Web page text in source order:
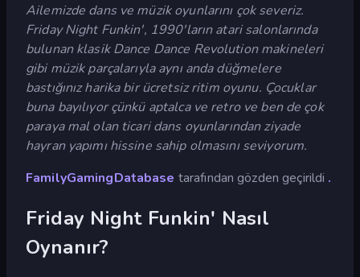
Ailemizde dans ve müzik oyunlarını çok severiz.
Friday Night Funkin', 1990'ların atari salonlarında
bulunan klasik Dance Dance Revolution makineleri
gibi müzik parçalarıyla aynı anda düğmelere
bastığınız harika bir ücretsiz ritim oyunu. Çocuklar
buna bayılıyor çünkü aptalca ve retro ve ben de çok
paraya mal olan ticari dans oyunlarından ziyade
hayran yapımı hissine sahip olmasını seviyorum.
FamilyGamingDatabase tarafından gözden geçirildi .
Friday Night Funkin' Nasıl
Oynanır?